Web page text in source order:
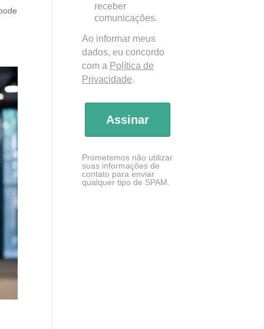
receber
comunicações.
Ao informar meus
dados, eu concordo
com a Política de
Privacidade.
Assinar
Prometemos não utilizar
suas informações de
contato para enviar
qualquer tipo de SPAM.